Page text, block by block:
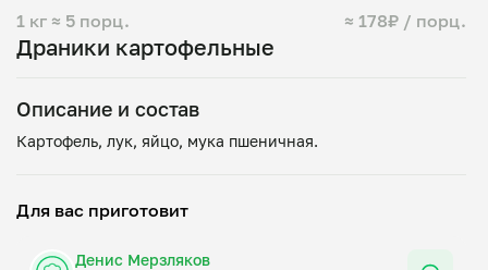
Драники картофельные
1 кг ≈ 5 порц. ≈ 178₽ / порц.
Описание и состав
Для вас приготовит
Денис Мерзляков